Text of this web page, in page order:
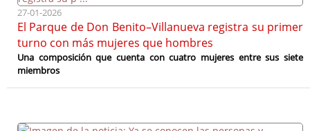
27-01-2026
El Parque de Don Benito–Villanueva registra su primer
turno con más mujeres que hombres
Una composición que cuenta con cuatro mujeres entre sus siete
miembros